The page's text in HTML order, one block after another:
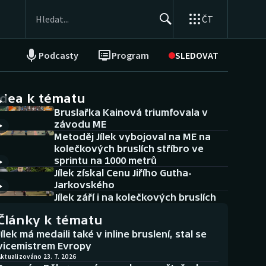
ČT
Podcasty Program SLEDOVAT
NEPŘEHLÉDNĚTE
Historické návraty
Aplikace ČT sport
AZ kvíz
k tématu
Bruslařka Kainová triumfovala v
závodu ME
Metoděj Jílek vybojoval na ME na
kolečkových bruslích stříbro ve
sprintu na 1000 metrů
Jílek získal Cenu Jiřího Gutha-
Jarkovského
Jílek září i na kolečkových bruslích
k tématu
má medaili také v inline bruslení, stal se
Evropy
23. 7. 2026